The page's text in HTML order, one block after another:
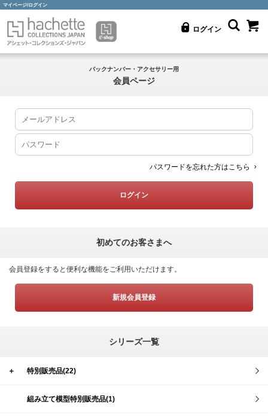
マイページ/ログイン
ログイン
バックナンバー・アクセサリー用
会員ページ
パスワードを忘れた方はこちら
初めてのお客さまへ
会員登録をすると便利な機能をご利用いただけます。
新規会員登録
シリーズ一覧
＋ 特別販売品(22)
組み立て模型特別販売品(1)